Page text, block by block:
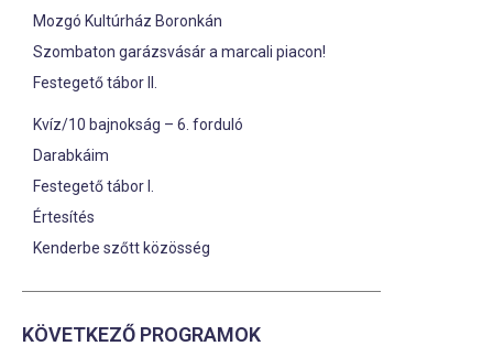
Mozgó Kultúrház Boronkán
Szombaton garázsvásár a marcali piacon!
Festegető tábor II.
Kvíz/10 bajnokság – 6. forduló
Darabkáim
Festegető tábor I.
Értesítés
Kenderbe szőtt közösség
KÖVETKEZŐ PROGRAMOK